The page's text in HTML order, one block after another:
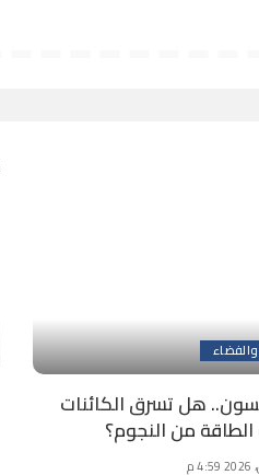
والفضاء
هل تسرق الكائنات
الطاقة من النجوم؟